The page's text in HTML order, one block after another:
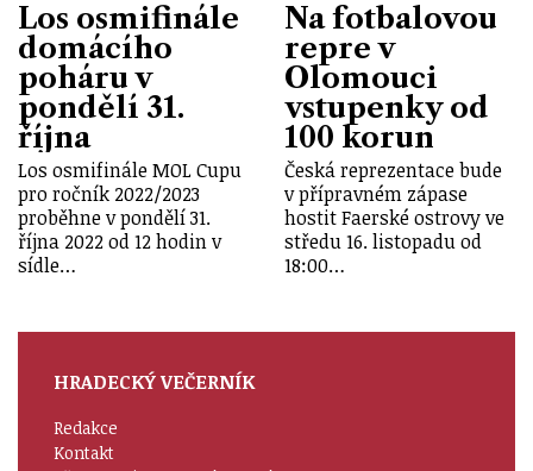
Los osmifinále
domácího
poháru v
pondělí 31.
října
Los osmifinále MOL Cupu
pro ročník 2022/2023
proběhne v pondělí 31.
října 2022 od 12 hodin v
sídle…
Na fotbalovou
repre v
Olomouci
vstupenky od
100 korun
Česká reprezentace bude
v přípravném zápase
hostit Faerské ostrovy ve
středu 16. listopadu od
18:00…
HRADECKÝ VEČERNÍK
Redakce
Kontakt